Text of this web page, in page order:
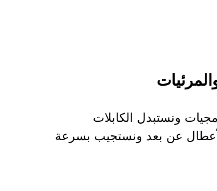
ونستبدل الكابلات
عن بعد ونستجيب بسرعة